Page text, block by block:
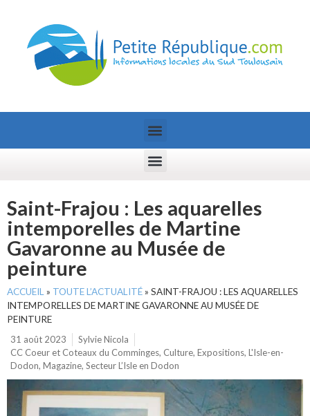
Saint-Frajou : Les aquarelles
intemporelles de Martine
Gavaronne au Musée de
peinture
ACCUEIL » TOUTE L’ACTUALITÉ» SAINT-FRAJOU : LES AQUARELLES
INTEMPORELLES DE MARTINE GAVARONNE AU MUSÉE DE
PEINTURE
31 août 2023
Sylvie Nicola
CC Coeur et Coteaux du Comminges, Culture, Expositions, L'Isle-en-
Dodon, Magazine, Secteur L’Isle en Dodon